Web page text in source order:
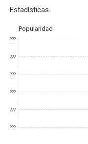
Estadísticas
Popularidad
???
???
???
???
???
???